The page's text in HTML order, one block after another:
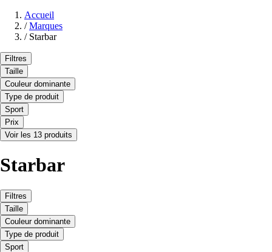
Accueil
/ Marques
/ Starbar
Filtres
Taille
Couleur dominante
Type de produit
Sport
Prix
Voir les 13 produits
Starbar
Filtres
Taille
Couleur dominante
Type de produit
Sport